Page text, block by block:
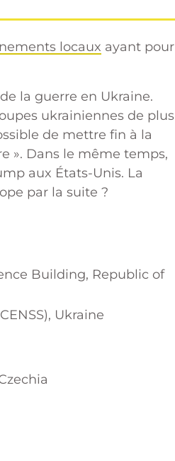
locaux ayant pour
la guerre en Ukraine.
ukrainiennes de plus
de mettre fin à la
». Dans le même temps,
aux États-Unis. La
par la suite ?
Building, Republic of
Ukraine